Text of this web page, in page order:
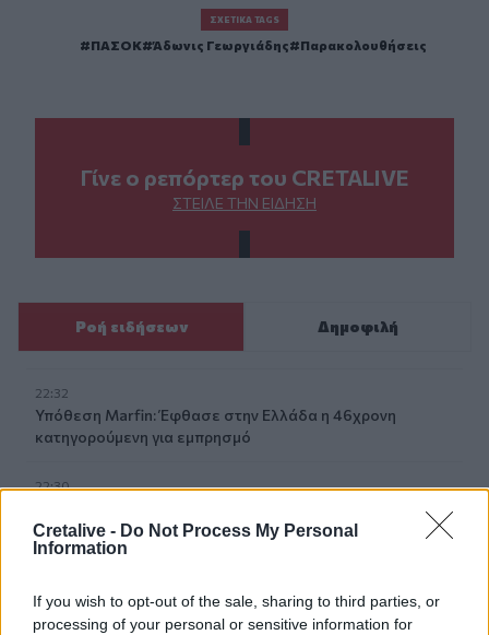
Cretalive - Do Not Process My Personal
Information
If you wish to opt-out of the sale, sharing to third parties, or
processing of your personal or sensitive information for
ΣΧΕΤΙΚΆ TAGS
ΠΑΣΟΚ Άδωνις Γεωργιάδης Παρακολουθήσεις
Γίνε ο ρεπόρτερ του CRETALIVE
ΣΤΕΊΛΕ ΤΗΝ ΕΊΔΗΣΗ
Ροή ειδήσεων Δημοφιλή
22:32
Υπόθεση Marfin: Έφθασε στην Ελλάδα η 46χρονη
κατηγορούμενη για εμπρησμό
22:30
πυρκαγιές
Χρήστος Δάντης: «Δεν περίμενα την αχαριστία, 22 χρόνια
μετά και συνάδελφοι προσπαθούν να ξεχάσουν ότι